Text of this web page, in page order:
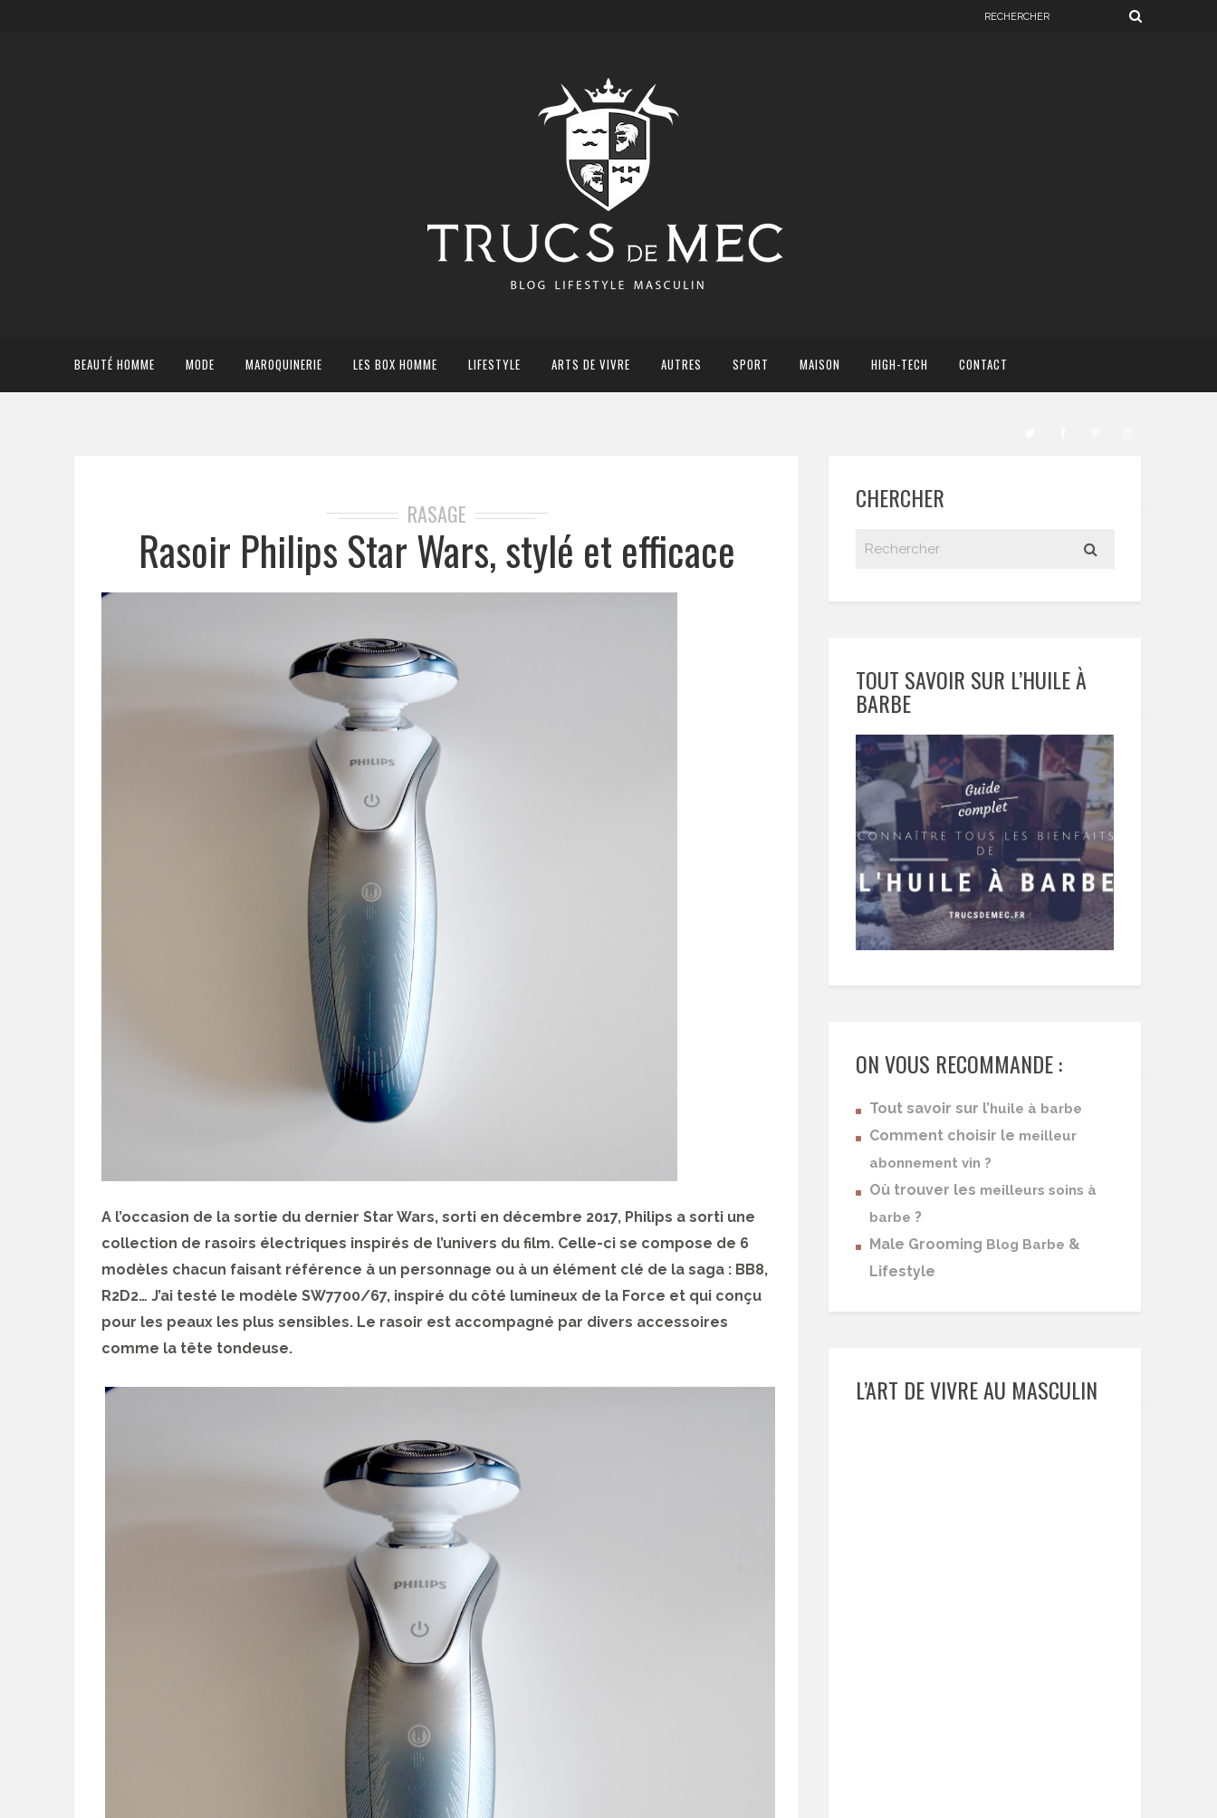
BEAUTÉ HOMME MODE MAROQUINERIE LES BOX HOMME LIFESTYLE ARTS DE VIVRE AUTRES SPORT MAISON HIGH-TECH CONTACT
RASAGE
Rasoir Philips Star Wars, stylé et efficace
A l’occasion de la sortie du dernier Star Wars, sorti en décembre 2017, Philips a sorti une
collection de rasoirs électriques inspirés de l’univers du film. Celle-ci se compose de 6
modèles chacun faisant référence à un personnage ou à un élément clé de la saga : BB8,
R2D2… J’ai testé le modèle SW7700/67, inspiré du côté lumineux de la Force et qui conçu
pour les peaux les plus sensibles. Le rasoir est accompagné par divers accessoires
comme la tête tondeuse.
CHERCHER
TOUT SAVOIR SUR L’HUILE À
BARBE
ON VOUS RECOMMANDE :
Tout savoir sur l’ huile à barbe
Comment choisir le meilleur
abonnement vin ?
Où trouver les meilleurs soins à
barbe ?
Male Grooming Blog Barbe &
Lifestyle
L’ART DE VIVRE AU MASCULIN